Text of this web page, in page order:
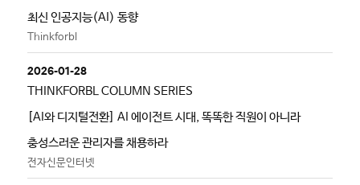
최신 인공지능(AI) 동향
Thinkforbl
2026-01-28
THINKFORBL COLUMN SERIES
[AI와 디지털전환] AI 에이전트 시대, 똑똑한 직원이 아니라
충성스러운 관리자를 채용하라
전자신문인터넷